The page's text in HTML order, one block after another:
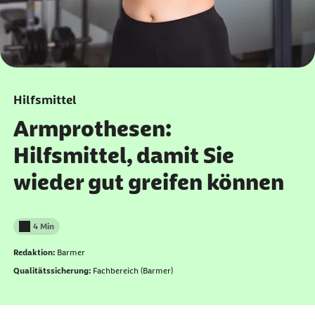
Hilfsmittel
Armprothesen:
Hilfsmittel, damit Sie
wieder gut greifen können
Lesedauer weniger als
4 Min
Redaktion: Barmer
Qualitätssicherung: Fachbereich (Barmer)